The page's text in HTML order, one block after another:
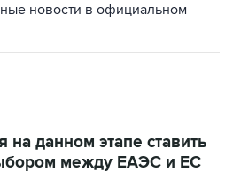
новости в официальном
на данном этапе ставить
между ЕАЭС и ЕС